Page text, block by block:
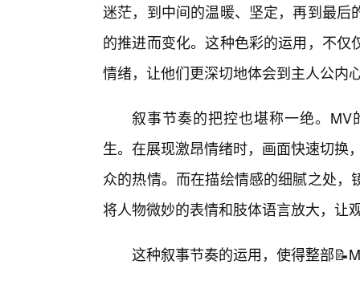
迷茫，到中间的温暖、坚定，再到最
的推进而变化。这种色彩的运用，不
情绪，让他们更深切地体会到主人公内
叙事节奏的把控也堪称一绝。
生。在展现激昂情绪时，画面快速切换
众的热情。而在描绘情感的细腻之处
将人物微妙的表情和肢体语言放大，让
这种叙事节奏的运用，使得整部